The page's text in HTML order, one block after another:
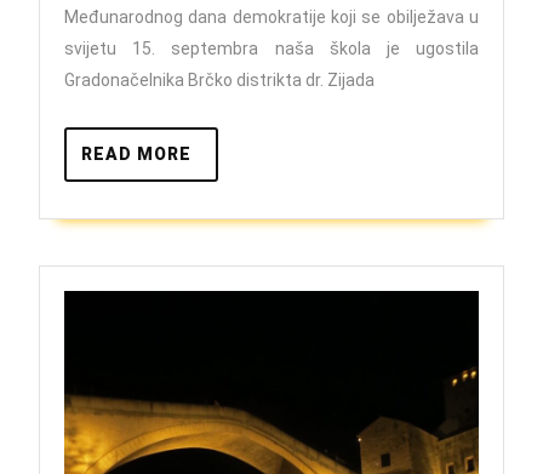
Međunarodnog dana demokratije koji se obilježava u
svijetu 15. septembra naša škola je ugostila
Gradonačelnika Brčko distrikta dr. Zijada
READ MORE
MORE